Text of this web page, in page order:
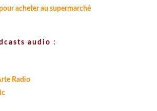
acheter au supermarché
audio :
Radio